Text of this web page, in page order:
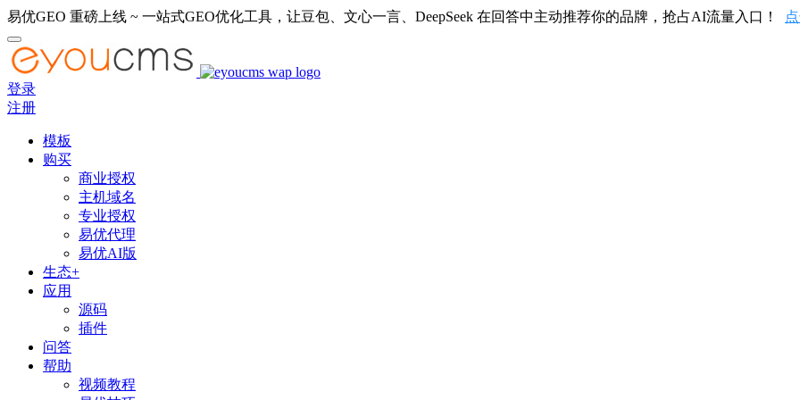
易优GEO 重磅上线 ~ 一站式GEO优化工具，让豆包、文心一言、DeepSeek 在回答中主动推荐你的品牌，抢占AI流量入口！
登录
注册
模板
购买
商业授权
主机域名
专业授权
易优代理
易优AI版
生态+
应用
源码
插件
问答
帮助
视频教程